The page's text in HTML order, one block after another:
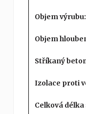
Objem výrubu:
Objem
Stříkaný
Izolace proti
Celková